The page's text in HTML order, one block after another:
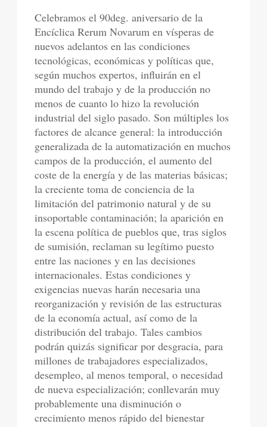
Celebramos el 90deg. aniversario de la
Encíclica Rerum Novarum en vísperas de
nuevos adelantos en las condiciones
tecnológicas, económicas y políticas que,
según muchos expertos, influirán en el
mundo del trabajo y de la producción no
menos de cuanto lo hizo la revolución
industrial del siglo pasado. Son múltiples los
factores de alcance general: la introducción
generalizada de la automatización en muchos
campos de la producción, el aumento del
coste de la energía y de las materias básicas;
la creciente toma de conciencia de la
limitación del patrimonio natural y de su
insoportable contaminación; la aparición en
la escena política de pueblos que, tras siglos
de sumisión, reclaman su legítimo puesto
entre las naciones y en las decisiones
internacionales. Estas condiciones y
exigencias nuevas harán necesaria una
reorganización y revisión de las estructuras
de la economía actual, así como de la
distribución del trabajo. Tales cambios
podrán quizás significar por desgracia, para
millones de trabajadores especializados,
desempleo, al menos temporal, o necesidad
de nueva especialización; conllevarán muy
probablemente una disminución o
crecimiento menos rápido del bienestar